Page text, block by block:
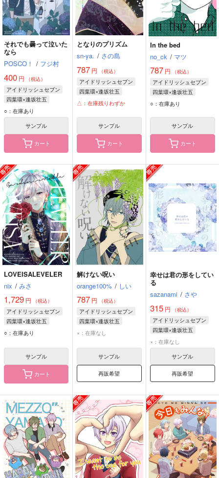
それでも曇って泣いた
なら
POSCO！ / フジ村
400 円 （税込）
アイドリッシュセブン
四葉環×逢坂壮五
四葉環
逢坂壮五
○：在庫あり
サンプル
カート
となりのプリズム
sn-ya. / さの島
787 円 （税込）
アイドリッシュセブン
四葉環×逢坂壮五
四葉環
逢坂壮五
△：在庫残りわずか
サンプル
カート
In the bed
no_ck / マツ
787円 （税込）
アイドリッシュセブン
四葉環×逢坂壮五
四葉環
逢坂壮五
○：在庫あり
サンプル
カート
LOVEISALEVELER
nix / みさ
1,729 円 （税込）
アイドリッシュセブン
四葉環×逢坂壮五
四葉環
逢坂壮五
○：在庫あり
サンプル
カート
解けない呪い
orange100% / しい
787 円 （税込）
アイドリッシュセブン
四葉環×逢坂壮五
四葉環
逢坂壮五
×：在庫なし
サンプル
再販希望
幸せは君の形をしてい
る
sazanami / さや
315円 （税込）
アイドリッシュセブン
四葉環×逢坂壮五
四葉環
逢坂壮五
×：在庫なし
サンプル
再販希望